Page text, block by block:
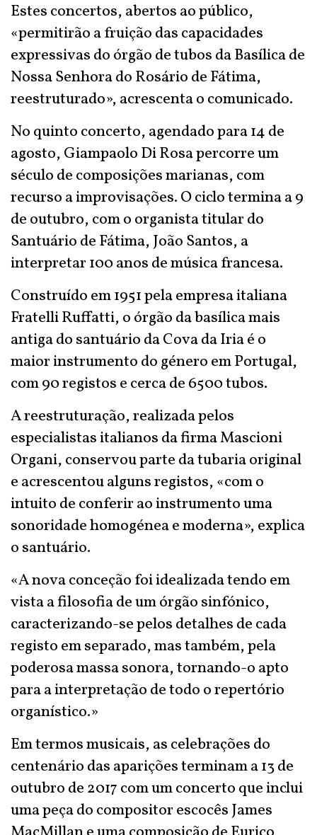
Estes concertos, abertos ao público,
«permitirão a fruição das capacidades
expressivas do órgão de tubos da Basílica de
Nossa Senhora do Rosário de Fátima,
reestruturado», acrescenta o comunicado.
No quinto concerto, agendado para 14 de
agosto, Giampaolo Di Rosa percorre um
século de composições marianas, com
recurso a improvisações. O ciclo termina a 9
de outubro, com o organista titular do
Santuário de Fátima, João Santos, a
interpretar 100 anos de música francesa.
Construído em 1951 pela empresa italiana
Fratelli Ruffatti, o órgão da basílica mais
antiga do santuário da Cova da Iria é o
maior instrumento do género em Portugal,
com 90 registos e cerca de 6500 tubos.
A reestruturação, realizada pelos
especialistas italianos da firma Mascioni
Organi, conservou parte da tubaria original
e acrescentou alguns registos, «com o
intuito de conferir ao instrumento uma
sonoridade homogénea e moderna», explica
o santuário.
«A nova conceção foi idealizada tendo em
vista a filosofia de um órgão sinfónico,
caracterizando-se pelos detalhes de cada
registo em separado, mas também, pela
poderosa massa sonora, tornando-o apto
para a interpretação de todo o repertório
organístico.»
Em termos musicais, as celebrações do
centenário das aparições terminam a 13 de
outubro de 2017 com um concerto que inclui
uma peça do compositor escocês James